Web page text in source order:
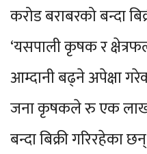
करोड बराबरको बन्दा
‘यसपाली कृषक र
आम्दानी बढ्ने अपेक्षा
जना कृषकले रु एक
बन्दा बिक्री गरिरहेका